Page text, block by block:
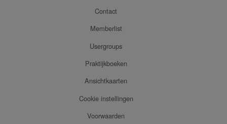
Contact
Memberlist
Usergroups
Praktijkboeken
Ansichtkaarten
Cookie instellingen
Voorwaarden